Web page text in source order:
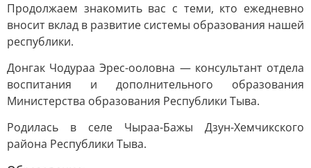
Продолжаем знакомить вас с теми, кто ежедневно
вносит вклад в развитие системы образования нашей
республики.
Донгак Чодураа Эрес-ооловна — консультант отдела
воспитания и дополнительного образования
Министерства образования Республики Тыва.
Родилась в селе Чыраа-Бажы Дзун-Хемчикского
района Республики Тыва.